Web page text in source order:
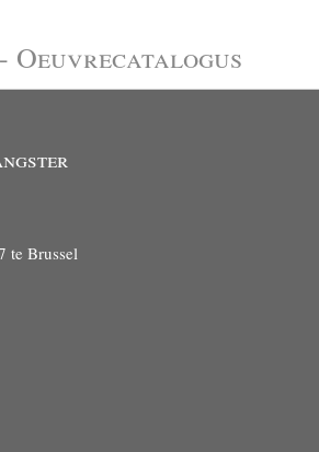
Oeuvrecatalogus
te Brussel